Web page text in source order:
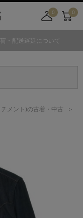
0
舗
カ
ト
0
・配送遅延について
メント)の古着・中古